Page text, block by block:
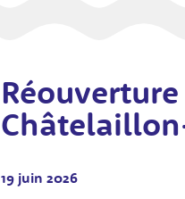
19 juin 2026